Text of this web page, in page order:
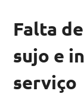
Falta
sujo e
serviço